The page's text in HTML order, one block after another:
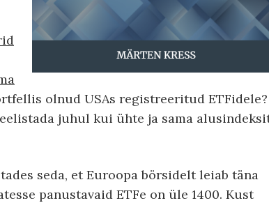
olnud USAs registreeritud ETFidele?
juhul kui ühte ja sama
seda, et Euroopa börsidelt leiab täna
panustavaid ETFe on üle 1400. Kust